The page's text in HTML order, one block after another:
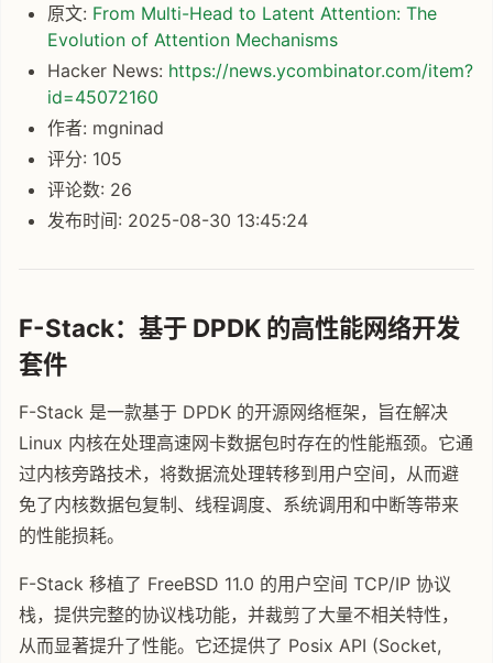
原文: From Multi-Head to Latent Attention: The
Evolution of Attention Mechanisms
Hacker News: https://news.ycombinator.com/item?
id=45072160
作者: mgninad
评分: 105
评论数: 26
发布时间: 2025-08-30 13:45:24
F-Stack：基于 DPDK 的高性能网络开发
套件
F-Stack 是一款基于 DPDK 的开源网络框架，旨在解决
Linux 内核在处理高速网卡数据包时存在的性能瓶颈。它通
过内核旁路技术，将数据流处理转移到用户空间，从而避
免了内核数据包复制、线程调度、系统调用和中断等带来
的性能损耗。
F-Stack 移植了 FreeBSD 11.0 的用户空间 TCP/IP 协议
栈，提供完整的协议栈功能，并裁剪了大量不相关特性，
从而显著提升了性能。它还提供了 Posix API (Socket,